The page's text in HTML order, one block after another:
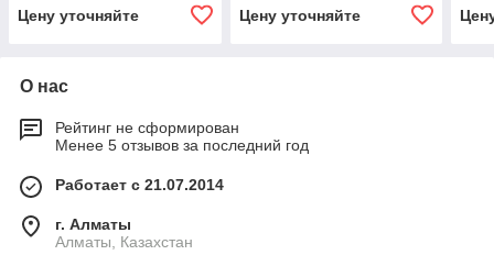
Цену уточняйте
Цену уточняйте
О нас
Рейтинг не сформирован
Менее 5 отзывов за последний год
Работает с 21.07.2014
г. Алматы
Алматы, Казахстан